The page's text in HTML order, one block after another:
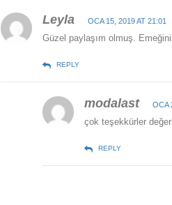
Leyla OCA 15, 2019 AT 21:01
Güzel paylaşım olmuş.
REPLY
modalast OCA
çok teşekkürler
REPLY